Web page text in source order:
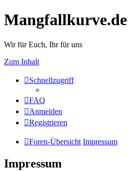
Mangfallkurve.de
Wir für Euch, Ihr für uns
Zum Inhalt
Schnellzugriff
FAQ
Anmelden
Registrieren
Foren-Übersicht Impressum
Impressum